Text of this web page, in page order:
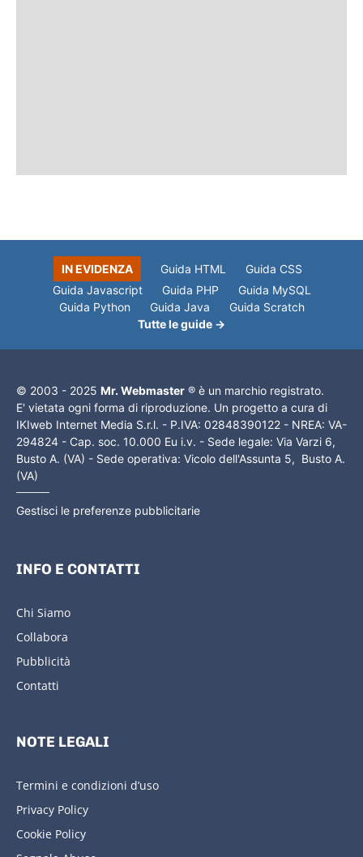
IN EVIDENZA Guida HTML
Guida CSS
Guida Javascript
Guida PHP
Guida MySQL
Guida Python
Guida Java
Guida Scratch
Tutte le guide →
© 2003 - 2025 Mr. Webmaster ® è un marchio registrato.
E' vietata ogni forma di riproduzione. Un progetto a cura di
IKIweb Internet Media S.r.l. - P.IVA: 02848390122 - NREA: VA-
294824 - Cap. soc. 10.000 Eu i.v. - Sede legale: Via Varzi 6,
Busto A. (VA) - Sede operativa: Vicolo dell'Assunta 5, Busto A.
(VA)
Gestisci le preferenze pubblicitarie
INFO E CONTATTI
Chi Siamo
Collabora
Pubblicità
Contatti
NOTE LEGALI
Termini e condizioni d’uso
Privacy Policy
Cookie Policy